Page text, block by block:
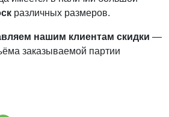
различных размеров.
нашим клиентам скидки —
заказываемой партии